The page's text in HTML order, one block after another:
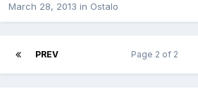
March 28, 2013 in Ostalo
PREV Page 2 of 2